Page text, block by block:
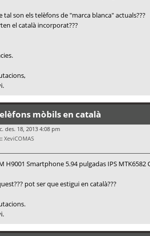
tal son els telèfons de "marca blanca" actuals???
el català incorporat???
mòbils en català
des. 18, 2013 4:08 pm
XeviCOMAS
H9001 Smartphone 5.94 pulgadas IPS MTK6582
pot ser que estigui en català???